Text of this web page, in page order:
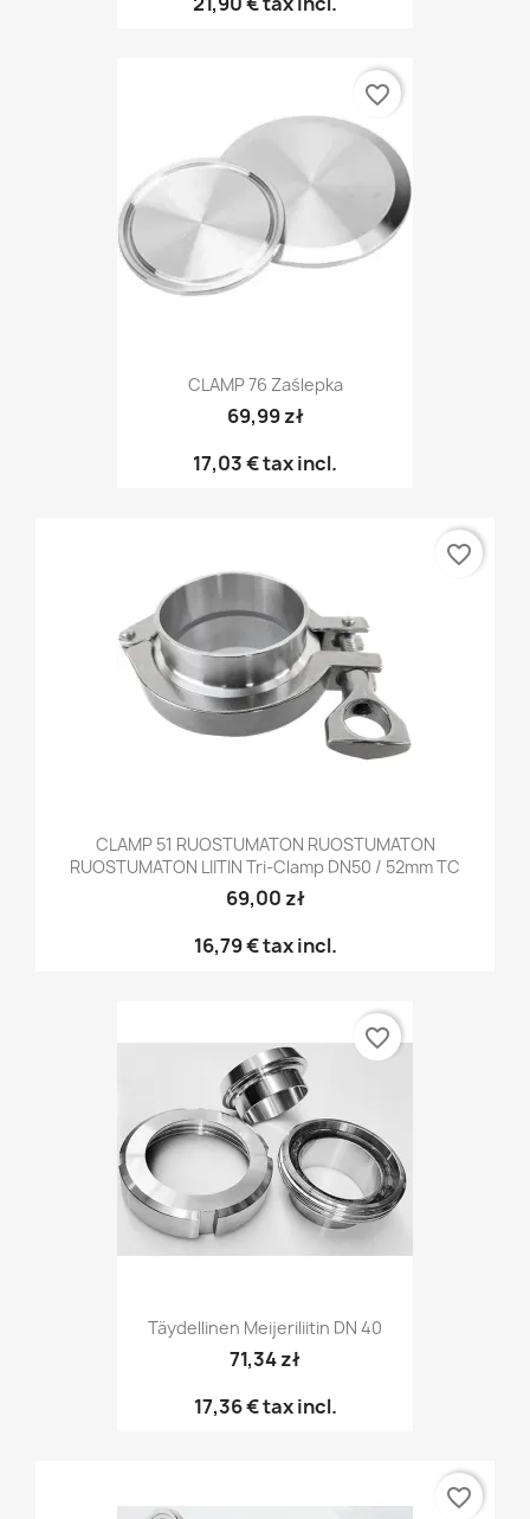
CLAMP 76 Zaślepka
69,99 zł
17,03 €tax incl.
favorite_border
CLAMP 51 RUOSTUMATON RUOSTUMATON
RUOSTUMATON LIITIN Tri-Clamp DN50 / 52mm TC
69,00 zł
16,79 €tax incl.
favorite_border
Täydellinen Meijeriliitin DN 40
71,34 zł
17,36 €tax incl.
favorite_border
favorite_border